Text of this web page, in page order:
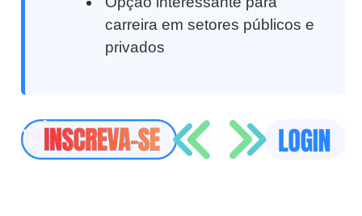
carreira em setores públicos e
privados